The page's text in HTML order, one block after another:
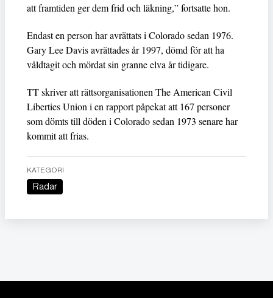
att framtiden ger dem frid och läkning,” fortsatte hon.
Endast en person har avrättats i Colorado sedan 1976.
Gary Lee Davis avrättades år 1997, dömd för att ha
våldtagit och mördat sin granne elva år tidigare.
TT skriver att rättsorganisationen The American Civil
Liberties Union i en rapport påpekat att 167 personer
som dömts till döden i Colorado sedan 1973 senare har
kommit att frias.
KATEGORI
Radar